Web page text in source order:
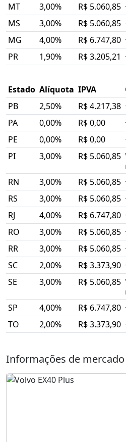
MT 3,00% R$ 5.060,85
MS 3,00% R$ 5.060,85
MG 4,00% R$ 6.747,80
PR 1,90% R$ 3.205,21
Estado Alíquota IPVA
PB
2,50% R$ 4.217,38
PA 0,00% R$ 0,00
PE 0,00% R$ 0,00
PI 3,00% R$ 5.060,85
RN 3,00% R$ 5.060,85
RS 3,00% R$ 5.060,85
RJ 4,00% R$ 6.747,80
RO 3,00% R$ 5.060,85
RR 3,00% R$ 5.060,85
SC 2,00% R$ 3.373,90
SE 3,00% R$ 5.060,85
SP 4,00% R$ 6.747,80
TO 2,00% R$ 3.373,90
Informações de